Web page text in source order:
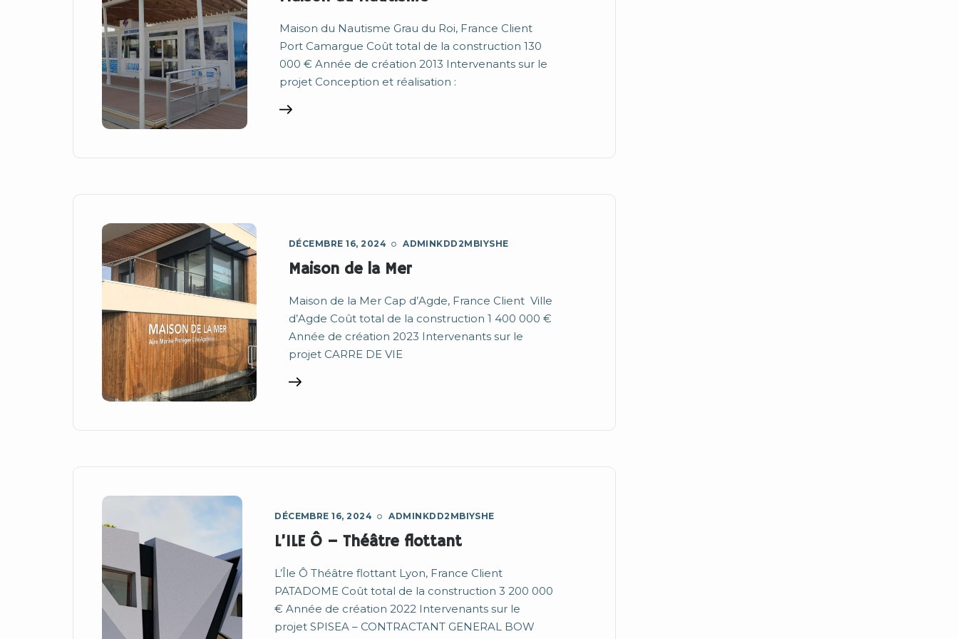
Maison du Nautisme Grau du Roi, France Client
Port Camargue Coût total de la construction 130
000 € Année de création 2013 Intervenants sur le
projet Conception et réalisation :
DÉCEMBRE 16, 2024 ADMINKDD2MBIYSHE
Maison de la Mer
Maison de la Mer Cap d’Agde, France Client Ville
d’Agde Coût total de la construction 1 400 000 €
Année de création 2023 Intervenants sur le
projet CARRE DE VIE
DÉCEMBRE 16, 2024 ADMINKDD2MBIYSHE
L’ILE Ô – Théâtre flottant
L’Île Ô Théâtre flottant Lyon, France Client
PATADOME Coût total de la construction 3 200 000
€ Année de création 2022 Intervenants sur le
projet SPISEA – CONTRACTANT GENERAL BOW